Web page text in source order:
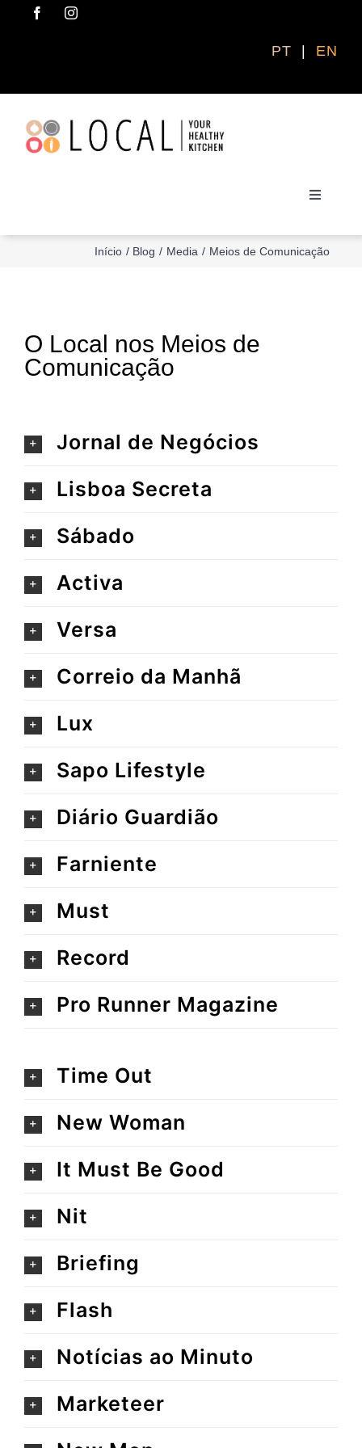
PT EN
Toggle
ENCOMENDAR AGORA
MENUS
BLOG
JUNTA-TE A NÓS
BE LOCAL APP
Início Blog Media Meios de Comunicação
O Local nos Meios de
Comunicação
Jornal de Negócios
Lisboa Secreta
Sábado
Activa
Versa
Correio da Manhã
Lux
Sapo Lifestyle
Diário Guardião
Farniente
Must
Record
Pro Runner Magazine
Time Out
New Woman
It Must Be Good
Nit
Briefing
Flash
Notícias ao Minuto
Marketeer